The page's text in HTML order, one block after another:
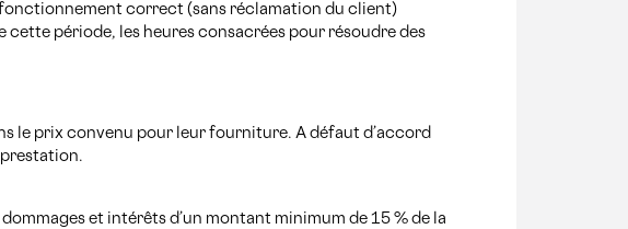
fonctionnement correct (sans réclamation du client)
cette période, les heures consacrées pour résoudre des
le prix convenu pour leur fourniture. A défaut d’accord
et intérêts d’un montant minimum de 15 % de la